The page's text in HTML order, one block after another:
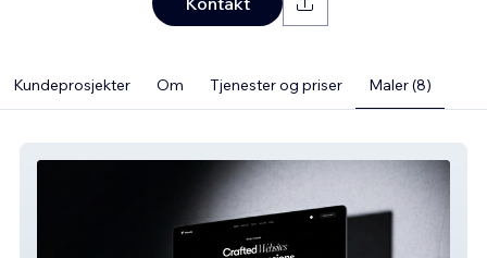
Kundeprosjekter Om Tjenester og priser Maler (8)